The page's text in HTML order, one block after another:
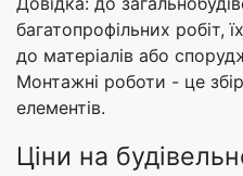
багатопрофільних робіт,
до матеріалів або
Монтажні роботи - це
елементів.
Ціни на